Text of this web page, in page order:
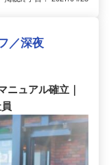
／深夜
ニュアル確立｜